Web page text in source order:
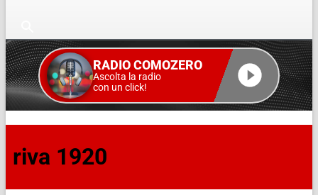
RADIO COMOZERO
Ascolta la radio
con un click!
riva 1920